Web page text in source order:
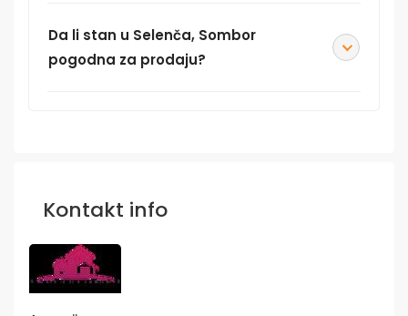
Da li stan u Selenča, Sombor
pogodna za prodaju?
Kontakt info